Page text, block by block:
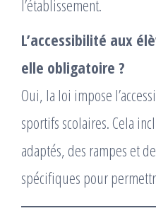
l’établissement.
L’accessibilité aux
elle obligatoire ?
Oui, la loi impose
sportifs scolaires. Cela
adaptés, des rampes et
spécifiques pour